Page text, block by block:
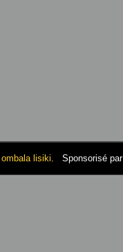
ombala lisiki. Sponsorisé par